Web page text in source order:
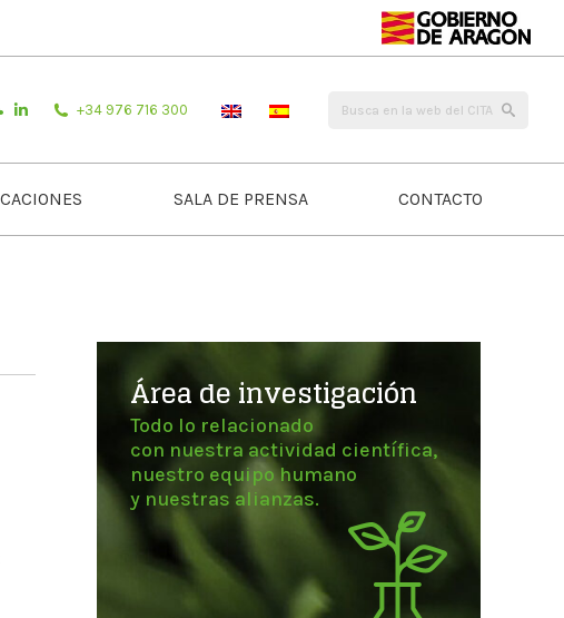
+34 976 716 300
SALA DE PRENSA CONTACTO
Área de investigación
Todo lo relacionado
con nuestra actividad científica,
nuestro equipo humano
y nuestras alianzas.